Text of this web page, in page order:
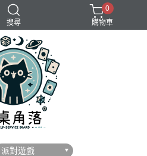
搜尋
0
購物車
派對遊戲